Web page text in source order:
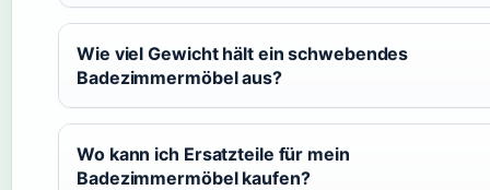
Wie viel Gewicht hält ein schwebendes
Badezimmermöbel aus?
Wo kann ich Ersatzteile für mein
Badezimmermöbel kaufen?